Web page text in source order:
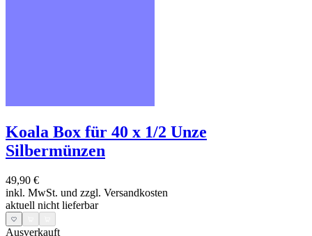
Koala Box für 40 x 1/2 Unze
Silbermünzen
49,90 €
inkl. MwSt. und zzgl. Versandkosten
aktuell nicht lieferbar
Ausverkauft